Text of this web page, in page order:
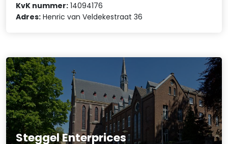
KvK nummer: 14094176
Adres: Henric van Veldekestraat 36
Steggel Enterprices